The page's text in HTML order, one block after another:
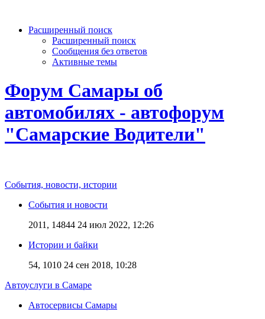
Расширенный поиск
Расширенный поиск
Сообщения без ответов
Активные темы
Форум Самары об
автомобилях - автофорум
"Самарские Водители"
События, новости, истории
События и новости
2011, 14844 24 июл 2022, 12:26
Истории и байки
54, 1010 24 сен 2018, 10:28
Автоуслуги в Самаре
Автосервисы Самары